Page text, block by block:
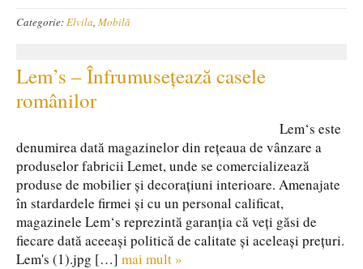
Categorie:Elvila, Mobilă
Lem’s – Înfrumusețează casele
românilor
Lem‘s este
denumirea dată magazinelor din rețeaua de vânzare a
produselor fabricii Lemet, unde se comercializează
produse de mobilier și decorațiuni interioare. Amenajate
în stardardele firmei și cu un personal calificat,
magazinele Lem‘s reprezintă garanția că veți găsi de
fiecare dată aceeași politică de calitate și aceleași prețuri.
Lem's (1).jpg […] mai mult »